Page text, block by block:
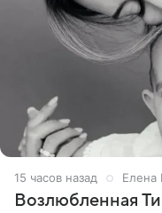
15 часов назад Елена
Возлюбленная